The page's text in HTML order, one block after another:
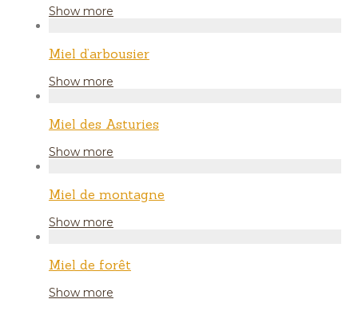
Show more
Miel d’arbousier
Show more
Miel des Asturies
Show more
Miel de montagne
Show more
Miel de forêt
Show more